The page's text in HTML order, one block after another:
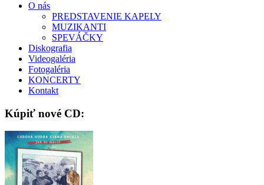
O nás
PREDSTAVENIE KAPELY
MUZIKANTI
SPEVÁČKY
Diskografia
Videogaléria
Fotogaléria
KONCERTY
Kontakt
Kúpiť nové CD: